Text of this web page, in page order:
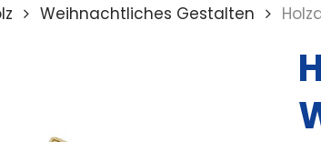
Weihnachtliches Gestalten